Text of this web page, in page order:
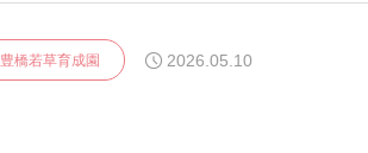
豊橋若草育成園 2026.05.10